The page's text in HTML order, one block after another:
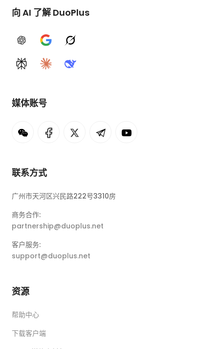
向 AI 了解 DuoPlus
ChatGPTGoogle AIGrok
PerplexityClaudeDeepSeek
媒体账号
联系方式
广州市天河区兴民路222号3310房
商务合作:
partnership@duoplus.net
客户服务:
support@duoplus.net
资源
帮助中心
下载客户端